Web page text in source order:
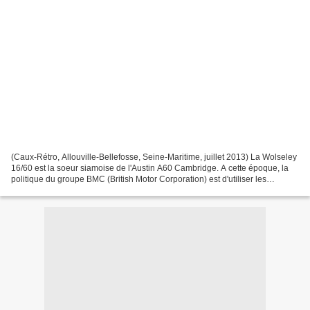
(Caux-Rétro, Allouville-Bellefosse, Seine-Maritime, juillet 2013) La Wolseley
16/60 est la soeur siamoise de l'Austin A60 Cambridge. A cette époque, la
politique du groupe BMC (British Motor Corporation) est d'utiliser les